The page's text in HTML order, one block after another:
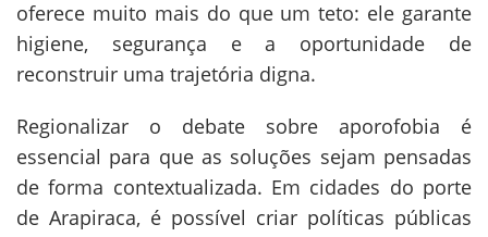
oferece muito mais do que um teto: ele garante
higiene, segurança e a oportunidade de
reconstruir uma trajetória digna.
Regionalizar o debate sobre aporofobia é
essencial para que as soluções sejam pensadas
de forma contextualizada. Em cidades do porte
de Arapiraca, é possível criar políticas públicas